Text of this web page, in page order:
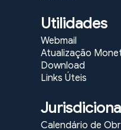
Utilidades
Webmail
Atualização
Download
Links Úteis
Calendário de